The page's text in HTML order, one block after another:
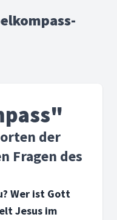
der
Fragen des
Wer ist Gott
Jesus im